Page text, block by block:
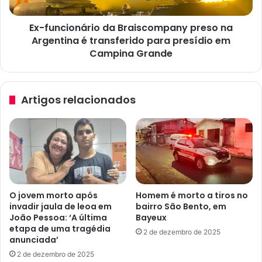
s
e
s
c
o
m
a
g
a
s
n
P
i
o
r
a
i
s
m
p
a
n
y
Ex-funcionário da Braiscompany preso na
Argentina é transferido para presídio em
Campina Grande
Artigos relacionados
O jovem morto após
invadir jaula de leoa em
João Pessoa: ‘A última
etapa de uma tragédia
anunciada’
2 de dezembro de 2025
Homem é morto a tiros no
bairro São Bento, em
Bayeux
2 de dezembro de 2025